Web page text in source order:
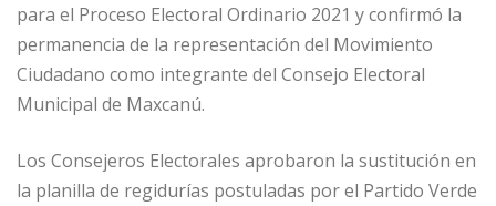
para el Proceso Electoral Ordinario 2021 y confirmó la
permanencia de la representación del Movimiento
Ciudadano como integrante del Consejo Electoral
Municipal de Maxcanú.
Los Consejeros Electorales aprobaron la sustitución en
la planilla de regidurías postuladas por el Partido Verde